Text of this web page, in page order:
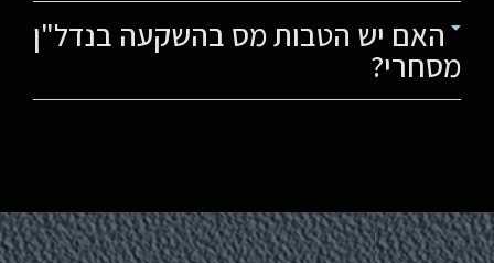
האם יש הטבות מס בהשקעה בנדל"ן
מסחרי?